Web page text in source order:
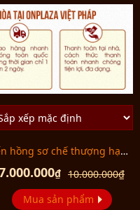
hồng sơ chế thượng hạng
10.000.000₫
₫
Mua sản phẩm